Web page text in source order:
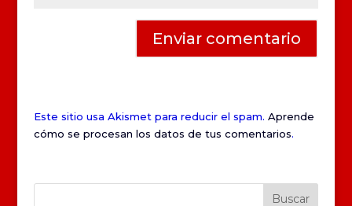
Este sitio usa Akismet para reducir el spam. Aprende
cómo se procesan los datos de tus comentarios.